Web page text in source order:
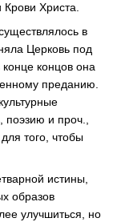
Крови Христа.
в
Церковь под
концов она
преданию.
поэзию и проч.,
того, чтобы
истины,
образов
улучшиться, но